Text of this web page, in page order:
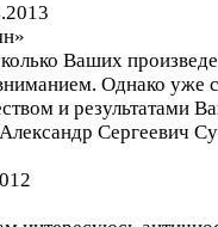
Ваших
Однако
и результатами
Сергеевич